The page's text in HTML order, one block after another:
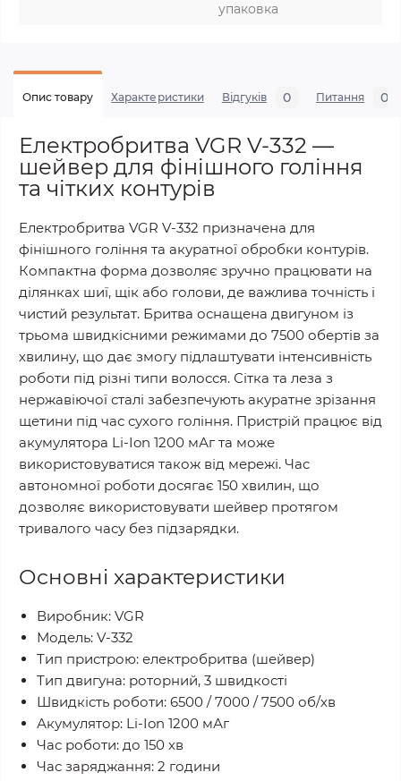
упаковка
Опис товару Характеристики Відгуків 0 Питання 0
Електробритва VGR V-332 —
шейвер для фінішного гоління
та чітких контурів
Електробритва VGR V-332 призначена для
фінішного гоління та акуратної обробки контурів.
Компактна форма дозволяє зручно працювати на
ділянках шиї, щік або голови, де важлива точність і
чистий результат. Бритва оснащена двигуном із
трьома швидкісними режимами до 7500 обертів за
хвилину, що дає змогу підлаштувати інтенсивність
роботи під різні типи волосся. Сітка та леза з
нержавіючої сталі забезпечують акуратне зрізання
щетини під час сухого гоління. Пристрій працює від
акумулятора Li-Ion 1200 мАг та може
використовуватися також від мережі. Час
автономної роботи досягає 150 хвилин, що
дозволяє використовувати шейвер протягом
тривалого часу без підзарядки.
Основні характеристики
Виробник: VGR
Модель: V-332
Тип пристрою: електробритва (шейвер)
Тип двигуна: роторний, 3 швидкості
Швидкість роботи: 6500 / 7000 / 7500 об/хв
Акумулятор: Li-Ion 1200 мАг
Час роботи: до 150 хв
Час заряджання: 2 години